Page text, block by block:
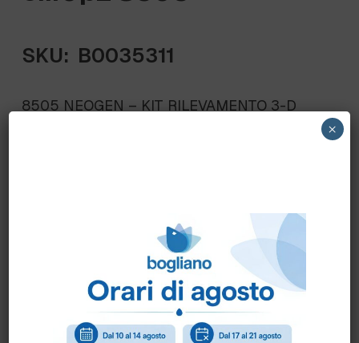
SKU: B0035311
8505 NEOGEN – KIT RILEVAMENTO 3-D
Come ordinare?
Puoi ordinare chiamando al0172 478161oppure
scrivendo una mail ainfo@bogliano.it.
Per ogni informazione siamo a disposizione.
×